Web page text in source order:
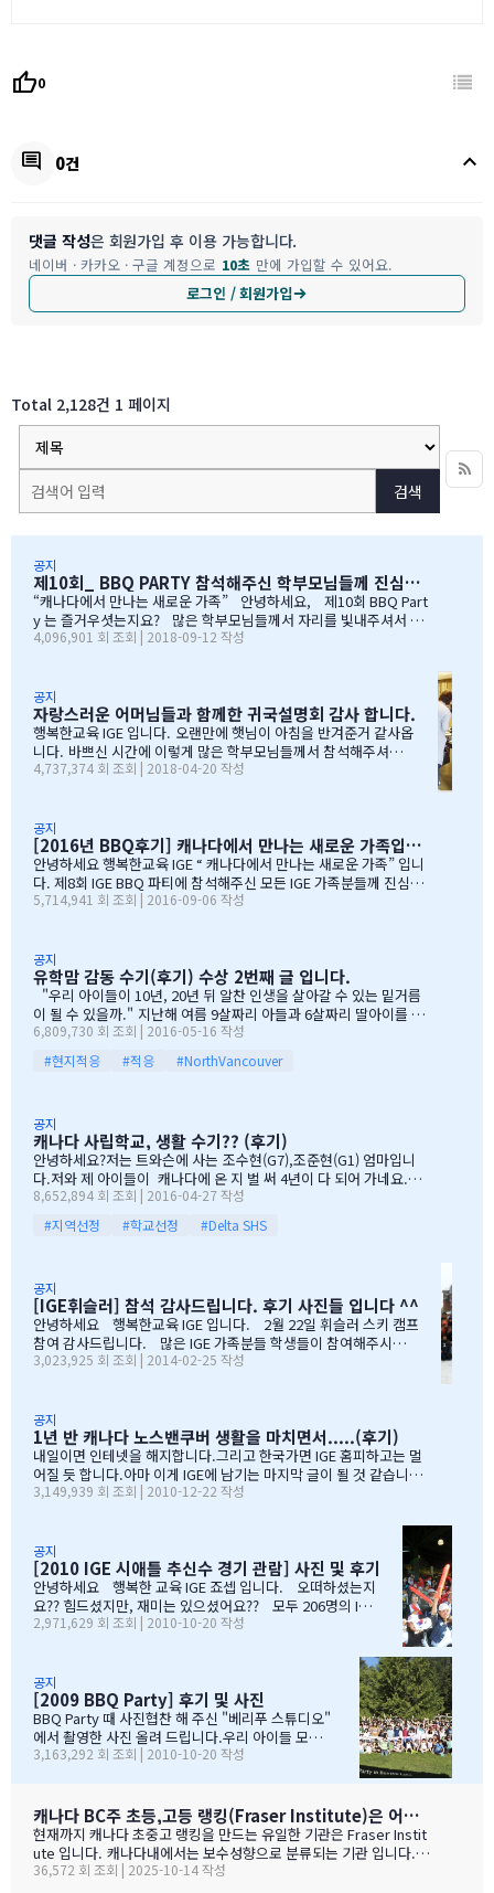
thumb_up0
comment 0건 keyboard_arrow_up
댓글 작성은 회원가입 후 이용 가능합니다.
네이버 · 카카오 · 구글 계정으로 10초 만에 가입할 수 있어요.
로그인 / 회원가입
Total 2,128건 1 페이지
검색
공지
제10회_ BBQ PARTY 참석해주신 학부모님들께 진심으로 감사드립니다
“캐나다에서 만나는 새로운 가족” 안녕하세요, 제10회 BBQ Part
y 는 즐거우셧는지요? 많은 학부모님들께서 자리를 빛내주셔서 너
무 감사합니다. 오전에 비가 와서 많이 걱정을 하엿지만, 다행이도
무 감사하엿지요. (아마 작년에 참석하셧던 학부모님들은 아주 아주
잘 아셧을것입니다 ^^). 매년 여름의 BBQ 파티는 WELCOME TO C
ANADA & WELCOME TO IGE 의미를 두고 있습니다. Q & A 에서 I
GE 의 Motto 에 대해서, 언급드린봐와 같이, 행사 준비에 음식준비
그리고 상품 물건을 구입하면서, 필요하신 생필품(?)이 무엇인지? 고
4,096,901 회 조회 | 2018-09-12 작성
공지
자랑스러운 어머님들과 함께한 귀국설명회 감사 합니다.
행복한교육 IGE 입니다. 오랜만에 햇님이 아침을 반겨준거 같사옵
니다. 바쁘신 시간에 이렇게 많은 학부모님들께서 참석해주셔서
자리를 빛내주셔서 진심으로 감사 또 감사드립니다. 멀리서 남아
rean 어머님들은 준비성은 최고 인걸 다시 느끼게된 하루엿습니
다. 유학맘이야기에 댓글이 27 이였지만, 참석해주시는 학부모
님들은 50분이 넘으셔서, 처음 오픈닝때 당황스러웠지만요~~ 바
쁘신 와중에 참석해주신 [TD은행,오경호부동산,웨스트캐나다종
합보험,캐나다쉬핑(코쉽해운),한인모터스]VERY 감사드리며, 언제
데 불편한거 없이 꼼꼼히 준비하시기 바라며, 내일이면 아마도 무
한의 카톡 및 연락이 오지않을까 생각이 …
4,737,374 회 조회 | 2018-04-20 작성
공지
[2016년 BBQ후기] 캐나다에서 만나는 새로운 가족입니다
안녕하세요 행복한교육 IGE “ 캐나다에서 만나는 새로운 가족” 입니
다. 제8회 IGE BBQ 파티에 참석해주신 모든 IGE 가족분들께 진심으
로 감사드립니다. 오전에 비가 와서 걱정 또 걱정을 하였지만, 어느
전부터 차근 차근 준비하엿습니다. 많은 IGE 가족분들께서 참석해주
셧으며,(총114가족) 노스밴쿠버,랭리교육청 교육감님들께서도 참석
해주셧습니다. 11시30분부터 오픈닝을 시작하엿고, 12시부터 BBQ
파티 시작으로 START 하엿지요. 그 다음 자녀학생들을 위하여 보물
찻기 그리고 Q & A 를 시작으로 학부모님들께 답을 마추신 분들께 선
물을 증정하는 즐거운 시간을 가져습니다. 매년 여름마다 BBQ 파티
를 진행하면서 시간이 정말 빨리 가는구나 생각이 듭니다. 맨처음…
5,714,941 회 조회 | 2016-09-06 작성
공지
유학맘 감동 수기(후기) 수상 2번째 글 입니다.
"우리 아이들이 10년, 20년 뒤 알찬 인생을 살아갈 수 있는 밑거름
이 될 수 있을까." 지난해 여름 9살짜리 아들과 6살짜리 딸아이를 데
리고 캐나다 밴쿠버로 조기유학을 떠날 결심을 했을 때, 매일밤 떠오
르는 고민이었습니다. 지난 10여년동안 부모님과 함께 삼대가 살아
왔기에 고민은 더욱 컸습니다. 가족이 떨어져 지내는 시간을 나이 드
遷之敎, 맹자의 어머니가 자식을 위해 세 번 이사했다는 뜻)는 못할
망정, 조금이라도 기회가 있을 때 망설이지 말라"는 말로 오히려 제
등을 떠미셨습니다. 경제적인 여건이 딱히 좋은 것도 아니었습니다.
유학비용도 평소 한국에서 들어가던 교육비에 생활비가 조금 더 들어
가는 수준으로 잡았습니다. 자린고비 정신으로 단단히 무장을 했지
요. 어찌보면 단순무식하게 "영어도 배우고 아이들이 살아…
6,809,730 회 조회 | 2016-05-16 작성
#현지적응
#적응 #NorthVancouver
공지
캐나다 사립학교, 생활 수기?? (후기)
안녕하세요?저는 트와슨에 사는 조수현(G7),조준현(G1) 엄마입니
다.저와 제 아이들이 캐나다에 온 지 벌 써 4년이 다 되어 가네요.이
렇게 오래 있게 된 이유는 단 하나 너무 좋아서 입니다.철새도래지 바
다도 가까이 있고 조용하고 제 아이들이 다니는 학교도 너무 좋습니
다.백인 비율도 높고요.ㅎㅎ제가 가장 만족도가 높았던 높게 생각 하
정말 대단합니다.발론티어로 돌아가는 것도 대단하고요. 큰아이가
처음 왔을 떼 G4 영어도 잘 못하고 힘들어 할 때 워낙 엉뚱한 놈이라
엉뚱한 짓을 할 때도 선생님께서 괜찮다고남자아이들은 그렇게 크는
거라고 말씀해주시고아이의 작은 장단점도 다 알고 계시고 장점도
크게 칭찬해주시고학년 마지막 주에는 저를 앉혀놓고 방학 캠프 리
8,652,894 회 조회 | 2016-04-27 작성
#지역선정
#학교선정 #Delta SHS
공지
[IGE휘슬러] 참석 감사드립니다. 후기 사진들 입니다 ^^
안녕하세요 행복한교육 IGE 입니다. 2월 22일 휘슬러 스키 캠프
참여 감사드립니다. 많은 IGE 가족분들 학생들이 참여해주시고,
빛내주셔서 감사드립니다. 안타깝게도 화창한 날씨여야하는데,
장님, 웨스트캐나다 보험 김정중부장님, 하나투어 지용구님, IGE S
CHOOL 부서에 김미정선생님, 박숙희 선생님 그리고 코퀴틀람 사
무실에 김의정팀장님, 김예경님 진심을 감사드립니다. 마지막으
로 요번 행사를 진행해주신 전준성 본부장님께 감사드리며, 이벤트
까지 준비해주신 본부장님 수고많으셨습니다. " 스키 이벤트" 꼭
들은 댓글로 남겨주시면, 카톡 혹은 메일로 보내드리겠습니다. 감
사합니다.…
3,023,925 회 조회 | 2014-02-25 작성
공지
1년 반 캐나다 노스밴쿠버 생활을 마치면서.....(후기)
내일이면 인테넷을 해지합니다.그리고 한국가면 IGE 홈피하고는 멀
어질 듯 합니다.아마 이게 IGE에 남기는 마지막 글이 될 것 같습니다
1년 반동안의 시간...저희 아이들에게 너무 소중한 시간이였습니다.
선택이였는데......추천 받은 세 군 데 중에서 선택한 IGE.....서비스
마인드가 확실하고 고객을 끝까지 책임질 줄 아는 회사였습니다.한
국 학생이 적은 웨스트 벤쿠버. 그리고 정 사장님이 추천해주신 caulf
eild.....최고의 선택이였습니다. 아이들은 지난 주 부터 계속 farew
ell party입니다.지난 주에 큰애는 6학년 남자 애들 모두 모여서 이번
에 떠나는 한국 아이 2명을 위한 피자파티에 참석하였고 이번 주는 6
학년 아이들끼리 노벤에 있는 레이저텍에서 번개 모임을 하고 놀다가
왔습니다.둘째는 친했던 친구들 집에 초대를 받아서 4명의 친구와 돌
아가면서 sleep over하느라 집에 들어오질 않습니…
3,149,939 회 조회 | 2010-12-22 작성
공지
[2010 IGE 시애틀 추신수 경기 관람] 사진 및 후기
안녕하세요 행복한 교육 IGE 죠셉 입니다. 오떠하셨는지
요?? 힘드셨지만, 재미는 있으셨어요?? 모두 206명의 IGE
가족분들이 참석하셨으며, 무사히 이벤트 마무리되었습니
습니다. 감사합니다...꾸벅!!! 이른 아침부터 준비하시고,
국경에서 장작 3시간동안 시간이 걸리셨고....오마이갓~!!!
그래두 미국땅은 밟아보았죠~~추신수도 보고~~야구경기도
보고~~~따뜻한 햇빛아래에서 시원한 맥주도....ㅋㅋㅋ ^^
아버님/어머님들의 여유스러운 모습에 저 또한 신나드라고
요~~~응원도 힘차게 하며...단지 추신수 선수가 뒷 돌아보지
않아서 아쉬웠지만...........( 쫌~~ 뒤를 돌아보고 손 한번 흔
떠나면 고생이죠??? ㅋㅋㅋㅋㅋㅋ …
2,971,629 회 조회 | 2010-10-20 작성
공지
[2009 BBQ Party] 후기 및 사진
BBQ Party 때 사진협찬 해 주신 "베리푸 스튜디오"
에서 촬영한 사진 올려 드립니다.우리 아이들 모
습 잘 찾아 보세요..혹시나 빠진 가족이 있더라도 용
3,163,292 회 조회 | 2010-10-20 작성
캐나다 BC주 초등,고등 랭킹(Fraser Institute)은 어떻게 만들어 지나 ?
현재까지 캐나다 초중고 랭킹을 만드는 유일한 기관은 Fraser Instit
ute 입니다. 캐나다내에서는 보수성향으로 분류되는 기관 입니다.
하여간일반적으로 학교 랭킹 하면 학교의 성적 그러니까 표준 시험결
36,572 회 조회 | 2025-10-14 작성